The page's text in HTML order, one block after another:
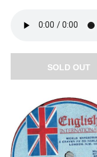
SOLD OUT